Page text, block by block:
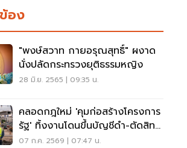
อง
"พงษ์สวาท กายอรุณสุทธิ์" ผงาด
นั่งปลัดกระทรวงยุติธรรมหญิง
28 มิ.ย. 2565 | 09:35 น.
คลอดกฎใหม่ 'คุมก่อสร้างโครงการ
รัฐ' ทิ้งงานโดนขึ้นบัญชีดำ-ตัดสิทธิ์
10 ปี
07 ก.ค. 2569 | 07:47 น.